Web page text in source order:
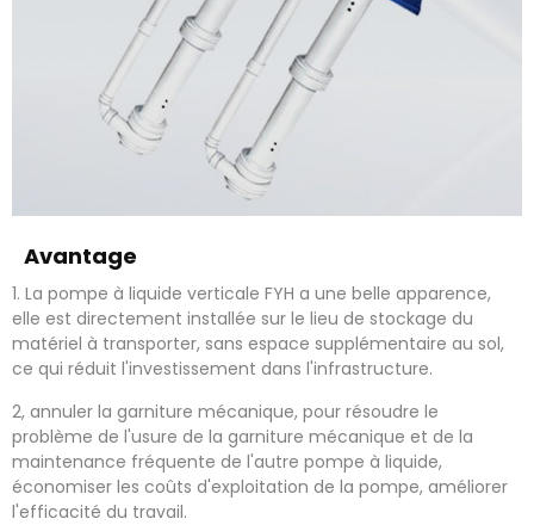
Avantage
1. La pompe à liquide verticale FYH a une belle apparence,
elle est directement installée sur le lieu de stockage du
matériel à transporter, sans espace supplémentaire au sol,
ce qui réduit l'investissement dans l'infrastructure.
2, annuler la garniture mécanique, pour résoudre le
problème de l'usure de la garniture mécanique et de la
maintenance fréquente de l'autre pompe à liquide,
économiser les coûts d'exploitation de la pompe, améliorer
l'efficacité du travail.